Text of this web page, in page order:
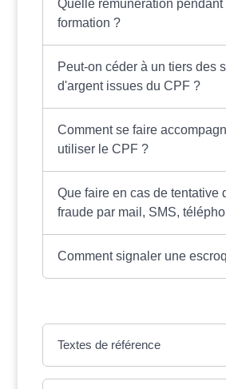
Quelle rémunération pendant
formation ?
Peut-on céder à un tiers des
d'argent issues du CPF ?
Comment se faire
utiliser le CPF ?
Que faire en cas de tentative
fraude par mail, SMS,
Comment signaler une
Textes de référence